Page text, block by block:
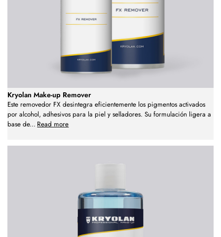
Kryolan Make-up Remover
Este removedor FX desintegra eficientemente los pigmentos activados
por alcohol, adhesivos para la piel y selladores. Su formulación ligera a
base de... Read more